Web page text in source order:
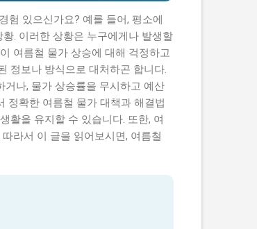
있으신가요? 예를 들어, 평소에
. 이러한 상황은 누구에게나 발생할
여름철 물가 상승에 대해 걱정하고
정보나 방식으로 대처하곤 합니다.
나, 물가 상승률을 무시하고 예산
정확한 여름철 물가 대책과 해결법
활을 유지할 수 있습니다. 또한, 여
라서 이 글을 읽어보시면, 여름철